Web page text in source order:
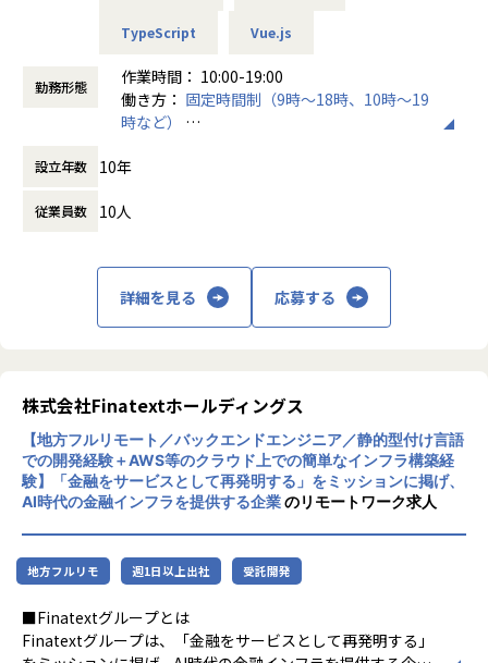
・メンバーの1on1・育成・目標設定
・チームの状態把握と改善（関係性・役割分担・心理的安全
・採用活動への関与（面接・採用計画など）
ランニング・振り返り）
・クライアントとの折衝・要件ヒアリング・技術的な意思決
・自社サービスにおける設計・実装・コードレビュー・テス
・設計判断・調査結果・ADR等のドキュメント整備
※案件はすべてフルリモートで進行します。クライアント先
への常駐や転勤等はございません。
【チーム体制】
・育成・評価・1on1などを行う「所属チーム」と、案件ごと
の「プロジェクトチーム」があります。
・「所属チーム」においては、メンバーの育成・評価・1on
1等のマネジメント業務を行っていただきます。
て技術的な観点から横断的に支援する形で関わっていただき
ます（各プロジェクトの計画・進行は、それぞれの案件にお
TypeScript Vue.js
勤務形態
作業時間： 10:00-19:00
働き方： 固定時間制（9時～18時、10時～19
時など）
休憩時間： 60分
設立年数 10年
従業員数 10人
詳細を見る 応募する
株式会社Finatextホールディングス
【地方フルリモート／バックエンドエンジニア／静的型付け言語
での開発経験＋AWS等のクラウド上での簡単なインフラ構築経
験】「金融をサービスとして再発明する」をミッションに掲げ、
AI時代の金融インフラを提供する企業のリモートワーク求人
地方フルリモ 週1日以上出社 受託開発
■Finatextグループとは
Finatextグループは、「金融をサービスとして再発明する」